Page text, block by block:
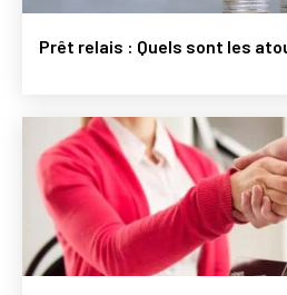
Prêt relais : Quels sont les